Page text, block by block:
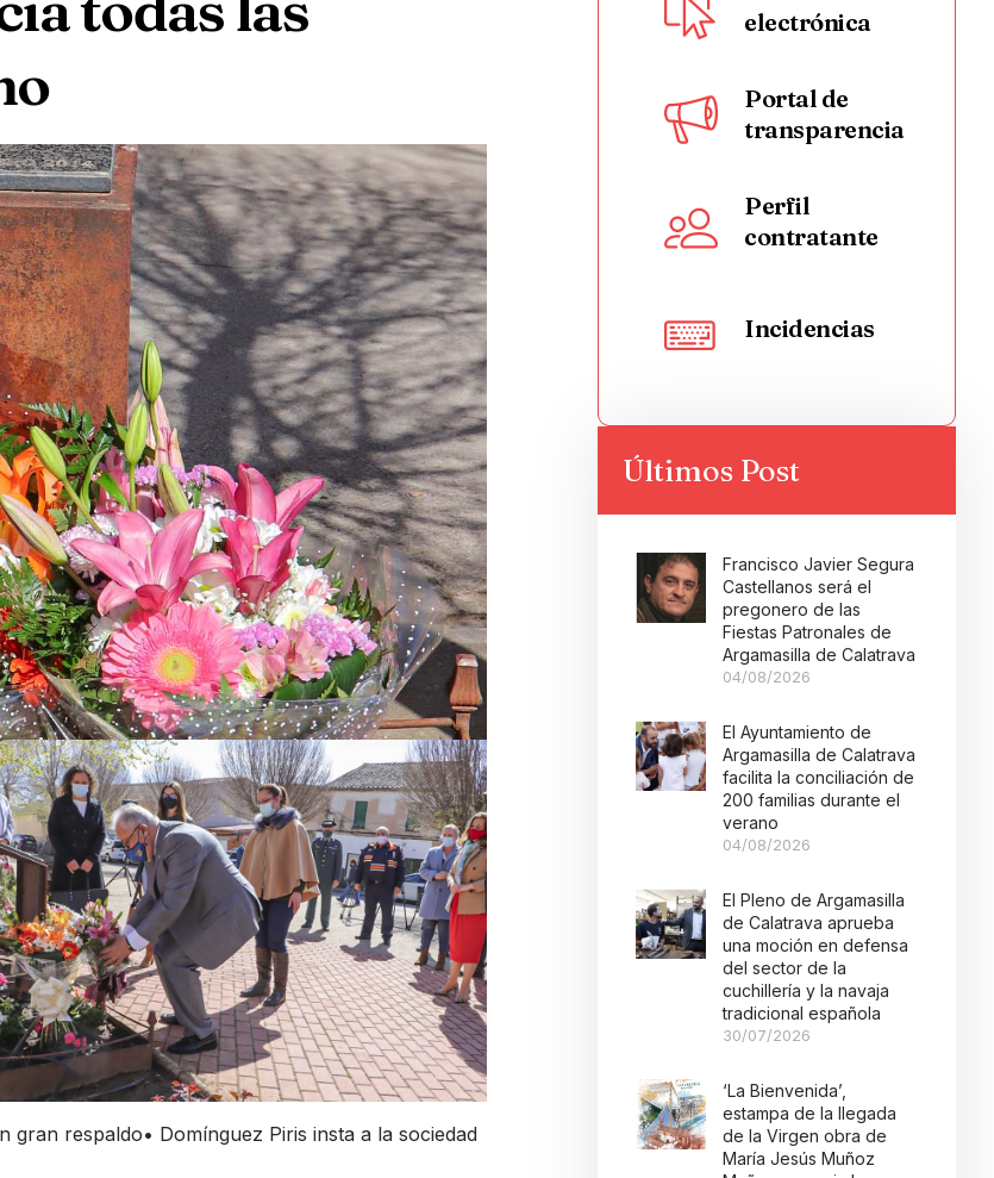
gran respaldo• Domínguez Piris insta a la sociedad
electrónica
Portal de
transparencia
Perfil
contratante
Incidencias
Últimos Post
Francisco Javier Segura
Castellanos será el
pregonero de las
Fiestas Patronales de
Argamasilla de Calatrava
04/08/2026
El Ayuntamiento de
Argamasilla de Calatrava
facilita la conciliación de
200 familias durante el
verano
04/08/2026
El Pleno de Argamasilla
de Calatrava aprueba
una moción en defensa
del sector de la
cuchillería y la navaja
tradicional española
30/07/2026
‘La Bienvenida’,
estampa de la llegada
de la Virgen obra de
María Jesús Muñoz